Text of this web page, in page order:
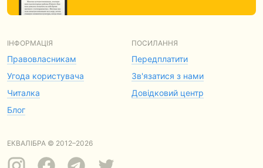
ІНФОРМАЦІЯ
Правовласникам
Угода користувача
Читалка
Блог
ПОСИЛАННЯ
Передплатити
Зв'язатися з нами
Довідковий центр
ЕКВАЛІБРА © 2012–2026